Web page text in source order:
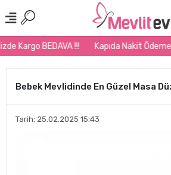
BEDAVA !!! Kapıda Nakit Ödeme
Bebek Mevlidinde En Güzel Masa
Tarih: 25.02.2025 15:43